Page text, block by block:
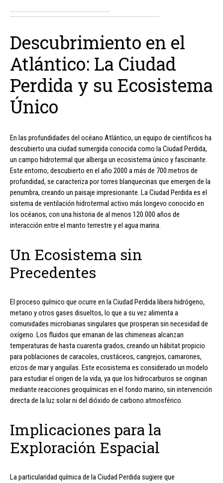
Descubrimiento en el
Atlántico: La Ciudad
Perdida y su Ecosistema
Único
En las profundidades del océano Atlántico, un equipo de científicos ha
descubierto una ciudad sumergida conocida como la Ciudad Perdida,
un campo hidrotermal que alberga un ecosistema único y fascinante.
Este entorno, descubierto en el año 2000 a más de 700 metros de
profundidad, se caracteriza por torres blanquecinas que emergen de la
penumbra, creando un paisaje impresionante. La Ciudad Perdida es el
sistema de ventilación hidrotermal activo más longevo conocido en
los océanos, con una historia de al menos 120.000 años de
interacción entre el manto terrestre y el agua marina.
Un Ecosistema sin
Precedentes
El proceso químico que ocurre en la Ciudad Perdida libera hidrógeno,
metano y otros gases disueltos, lo que a su vez alimenta a
comunidades microbianas singulares que prosperan sin necesidad de
oxígeno. Los fluidos que emanan de las chimeneas alcanzan
temperaturas de hasta cuarenta grados, creando un hábitat propicio
para poblaciones de caracoles, crustáceos, cangrejos, camarones,
erizos de mar y anguilas. Este ecosistema es considerado un modelo
para estudiar el origen de la vida, ya que los hidrocarburos se originan
mediante reacciones geoquímicas en el fondo marino, sin intervención
directa de la luz solar ni del dióxido de carbono atmosférico.
Implicaciones para la
Exploración Espacial
La particularidad química de la Ciudad Perdida sugiere que